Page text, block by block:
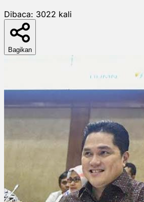
Dibaca: 3022 kali
Bagikan